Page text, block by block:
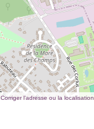
Corriger l’adresse ou la localisation